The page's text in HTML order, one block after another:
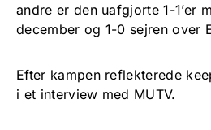
andre er den uafgjorte 1-1’er
december og 1-0 sejren over
Efter kampen reflekterede
i et interview med MUTV.